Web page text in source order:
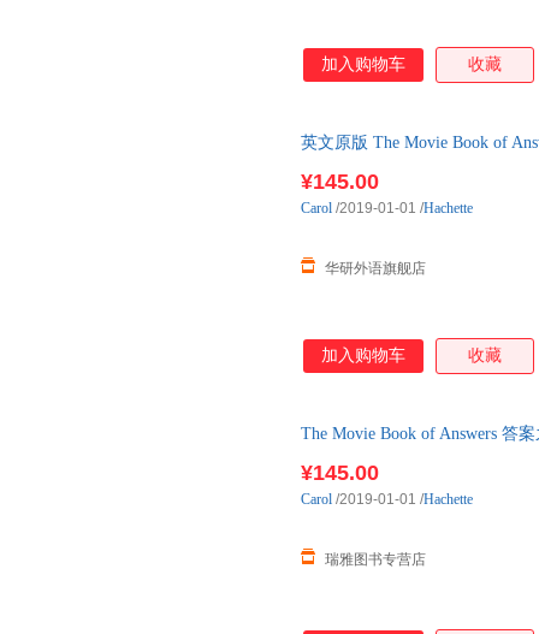
加入购物车 收藏
英文原版 The Movie Book of
¥145.00
华研外语旗舰店
Carol /2019-01-01 /Hachette
加入购物车 收藏
The Movie Book of Answers 答
¥145.00
瑞雅图书专营店
Carol /2019-01-01 /Hachette